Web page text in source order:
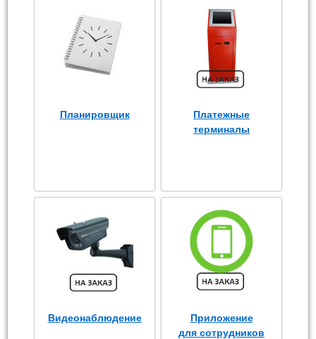
Планировщик
Платежные
терминалы
Видеонаблюдение
Приложение
для сотрудников